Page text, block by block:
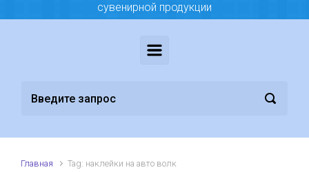
сувенирной продукции
Главная Tag: наклейки на авто волк